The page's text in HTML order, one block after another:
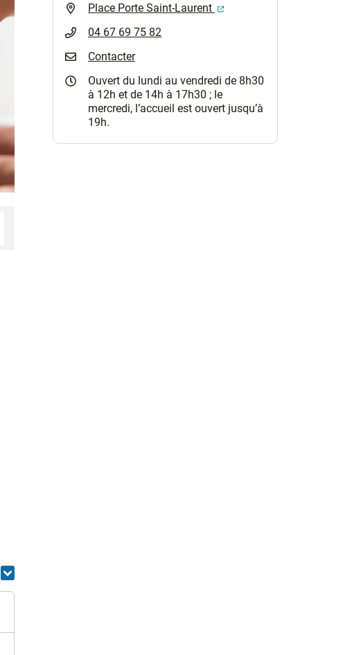
Place Porte Saint-Laurent
(ouverture dans un nouvel
04 67 69 75 82
Contacter
Ouvert du lundi au vendredi de 8h30
à 12h et de 14h à 17h30 ; le
mercredi, l’accueil est ouvert jusqu’à
19h.